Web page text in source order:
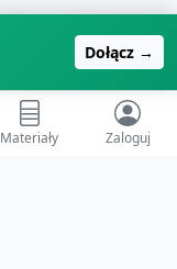
Dołącz →
Materiały Zaloguj